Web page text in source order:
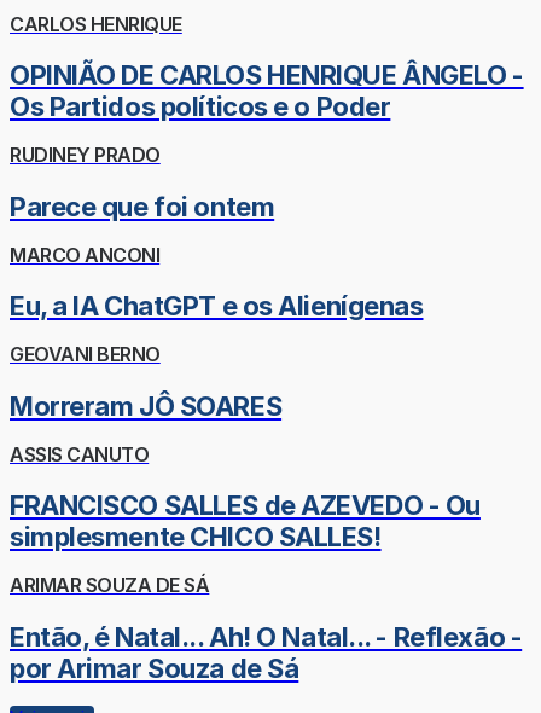
CARLOS HENRIQUE
OPINIÃO DE CARLOS HENRIQUE ÂNGELO -
Os Partidos políticos e o Poder
RUDINEY PRADO
Parece que foi ontem
MARCO ANCONI
Eu, a IA ChatGPT e os Alienígenas
GEOVANI BERNO
Morreram JÔ SOARES
ASSIS CANUTO
FRANCISCO SALLES de AZEVEDO - Ou
simplesmente CHICO SALLES!
ARIMAR SOUZA DE SÁ
Então, é Natal... Ah! O Natal... - Reflexão -
por Arimar Souza de Sá